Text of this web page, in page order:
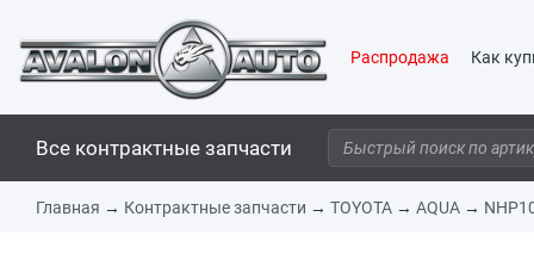
Распродажа Как
Все контрактные запчасти
Главная → Контрактные запчасти → TOYOTA → AQUA →